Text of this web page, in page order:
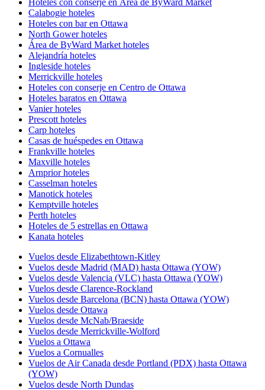
Calabogie hoteles
Hoteles con bar en Ottawa
North Gower hoteles
Área de ByWard Market hoteles
Alejandría hoteles
Ingleside hoteles
Merrickville hoteles
Hoteles con conserje en Centro de Ottawa
Hoteles baratos en Ottawa
Vanier hoteles
Prescott hoteles
Carp hoteles
Casas de huéspedes en Ottawa
Frankville hoteles
Maxville hoteles
Arnprior hoteles
Casselman hoteles
Manotick hoteles
Kemptville hoteles
Perth hoteles
Hoteles de 5 estrellas en Ottawa
Kanata hoteles
Vuelos desde Elizabethtown-Kitley
Vuelos desde Madrid (MAD) hasta Ottawa (YOW)
Vuelos desde Valencia (VLC) hasta Ottawa (YOW)
Vuelos desde Clarence-Rockland
Vuelos desde Barcelona (BCN) hasta Ottawa (YOW)
Vuelos desde Ottawa
Vuelos desde McNab/Braeside
Vuelos desde Merrickville-Wolford
Vuelos a Ottawa
Vuelos a Cornualles
Vuelos de Air Canada desde Portland (PDX) hasta Ottawa
(YOW)
Vuelos desde North Dundas